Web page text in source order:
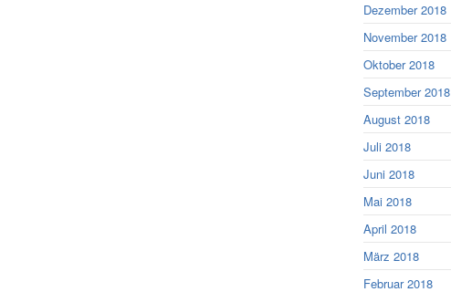
Dezember 2018
November 2018
Oktober 2018
September 2018
August 2018
Juli 2018
Juni 2018
Mai 2018
April 2018
März 2018
Februar 2018